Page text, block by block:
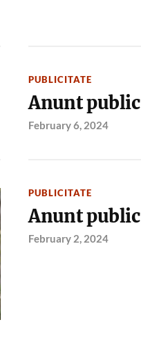
PUBLICITATE
Anunt public
February 6, 2024
PUBLICITATE
Anunt public
February 2, 2024